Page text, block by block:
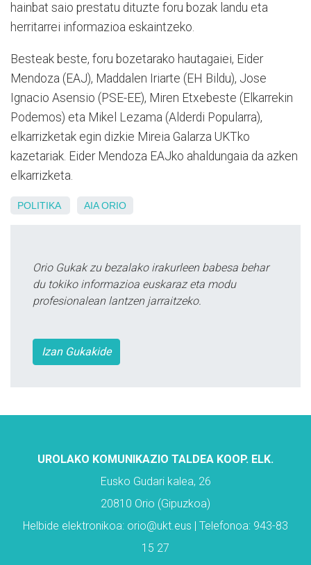
hainbat saio prestatu dituzte foru bozak landu eta
herritarrei informazioa eskaintzeko.
Besteak beste, foru bozetarako hautagaiei, Eider
Mendoza (EAJ), Maddalen Iriarte (EH Bildu), Jose
Ignacio Asensio (PSE-EE), Miren Etxebeste (Elkarrekin
Podemos) eta Mikel Lezama (Alderdi Popularra),
elkarrizketak egin dizkie Mireia Galarza UKTko
kazetariak. Eider Mendoza EAJko ahaldungaia da azken
elkarrizketa.
POLITIKA AIA ORIO
Orio Gukak zu bezalako irakurleen babesa behar
du tokiko informazioa euskaraz eta modu
profesionalean lantzen jarraitzeko.
Izan Gukakide
UROLAKO KOMUNIKAZIO TALDEA KOOP. ELK.
Eusko Gudari kalea, 26
20810 Orio (Gipuzkoa)
Helbide elektronikoa: orio@ukt.eus | Telefonoa: 943-83
15 27